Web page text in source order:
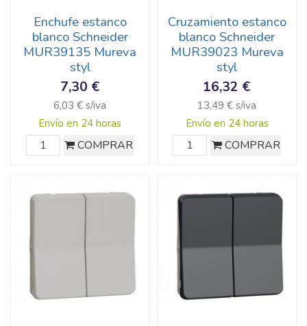
Enchufe estanco
blanco Schneider
MUR39135 Mureva
styl
7,30 €
6,03 € s/iva
Envío en 24 horas
COMPRAR
Cruzamiento estanco
blanco Schneider
MUR39023 Mureva
styl
16,32 €
13,49 € s/iva
Envío en 24 horas
COMPRAR